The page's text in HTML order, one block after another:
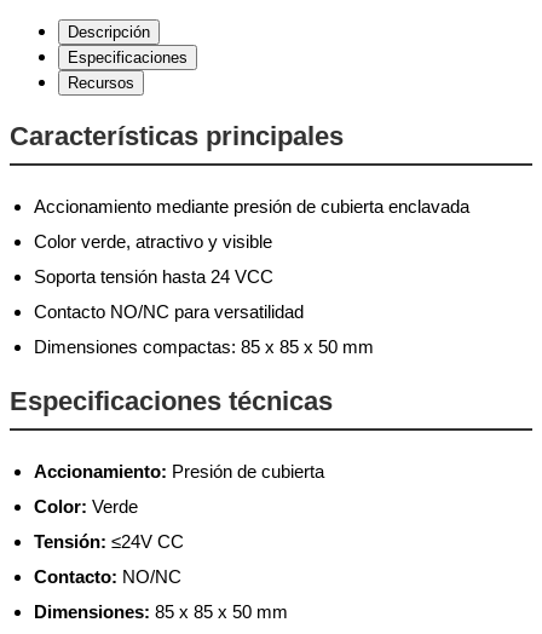
Descripción
Especificaciones
Recursos
Características principales
Accionamiento mediante presión de cubierta enclavada
Color verde, atractivo y visible
Soporta tensión hasta 24 VCC
Contacto NO/NC para versatilidad
Dimensiones compactas: 85 x 85 x 50 mm
Especificaciones técnicas
Accionamiento: Presión de cubierta
Color: Verde
Tensión: ≤24V CC
Contacto: NO/NC
Dimensiones: 85 x 85 x 50 mm